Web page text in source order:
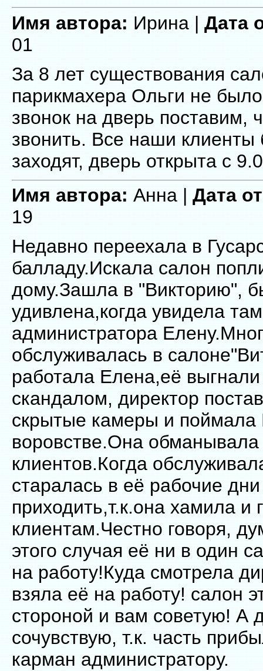
Имя автора:Ирина |Дата
01
За 8 лет существования
парикмахера Ольги не
звонок на дверь поставим,
звонить. Все наши клиенты
заходят, дверь открыта с
Имя автора:Анна |Дата
19
Недавно переехала в
балладу.Искала салон
дому.Зашла в "Викторию",
удивлена,когда увидела там
администратора
обслуживалась в
работала Елена,её
скандалом, директор
скрытые камеры и поймала
воровстве.Она обманывала
клиентов.Когда
старалась в её рабочие
приходить,т.к.она хамила и
клиентам.Честно говоря,
этого случая её ни в один
на работу!Куда смотрела
взяла её на работу! салон
стороной и вам советую! А
сочувствую, т.к. часть
карман администратору.